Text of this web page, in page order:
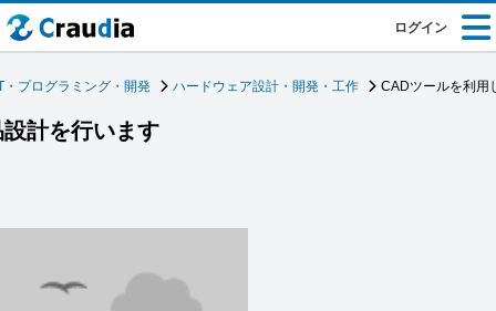
ログイン
・プログラミング・開発 ハードウェア設計・開発・工作 CADツールを利用
計を行います